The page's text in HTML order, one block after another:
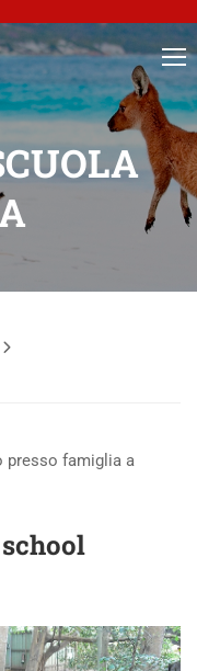
presso famiglia a